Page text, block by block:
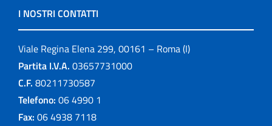
I NOSTRI CONTATTI
Viale Regina Elena 299, 00161 – Roma (I)
Partita I.V.A. 03657731000
C.F. 80211730587
Telefono: 06 4990 1
Fax: 06 4938 7118